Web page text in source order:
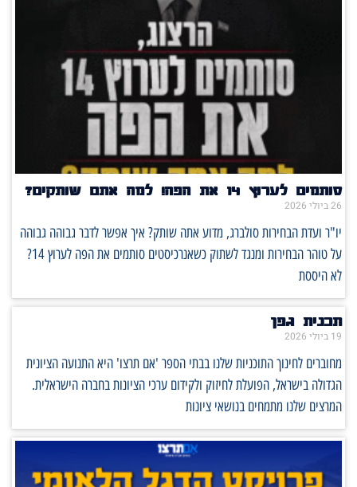
סותמים לערוץ 14 את הפה! למה אתם שותקים?
26 ביולי 2026
יו"ר ועדת הבחירות סולברג, מדוע אתה שותק? איך אפשר לדבר גבוהה גבוהה
על טוהר הבחירות ומנגד לשתוק כשאנרכיסטים סותמים את הפה לערוץ 14?
לא היססת
תכנית גפן
19 ביולי 2026
מחוברים לחינוך התוכניות שלנו בבתי הספר 'אם תרצו' היא התנועה הציונית
הגדולה בישראל, הפועלת לחיזוק ולקידום ערכי הציונות בחברה הישראלית.
המרצים שלנו מתמחים בנושאי ציונות